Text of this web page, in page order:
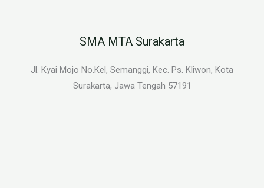
SMA MTA Surakarta
Jl. Kyai Mojo No.Kel, Semanggi, Kec. Ps. Kliwon, Kota
Surakarta, Jawa Tengah 57191